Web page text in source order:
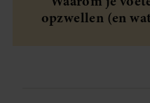
opzwellen (en